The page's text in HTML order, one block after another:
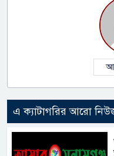
এ ক্যাটাগরির আরো